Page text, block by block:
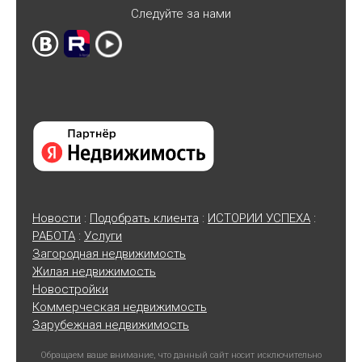
Следуйте за нами
Новости : Подобрать клиента : ИСТОРИИ УСПЕХА :
РАБОТА : Услуги
Загородная недвижимость
Жилая недвижимость
Новостройки
Коммерческая недвижимость
Зарубежная недвижимость
Обращаем ваше внимание, что данный сайт носит исключительно